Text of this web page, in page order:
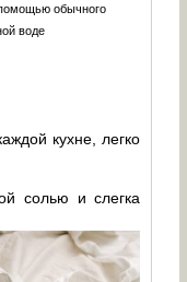
обычного
воде
кухне, легко
солью и слегка